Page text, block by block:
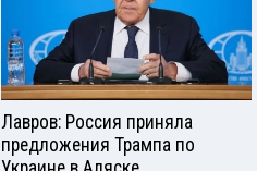
Лавров: Россия приняла
предложения Трампа по